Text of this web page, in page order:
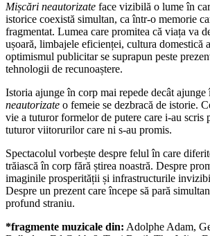
Mișcări neautorizate face vizibilă o lume în
istorice coexistă simultan, ca într-o memorie
fragmentat. Lumea care promitea că viața va
ușoară, limbajele eficienței, cultura domestică
optimismul publicitar se suprapun peste
tehnologii de recunoaștere.
Istoria ajunge în corp mai repede decât
neautorizate o femeie se dezbracă de istorie.
vie a tuturor formelor de putere care i-au scris
tuturor viitorurilor care ni s-au promis.
Spectacolul vorbește despre felul în care
trăiască în corp fără știrea noastră. Despre
imaginile prosperității și infrastructurile
Despre un prezent care începe să pară
profund straniu.
*fragmente muzicale din: Adolphe Adam,